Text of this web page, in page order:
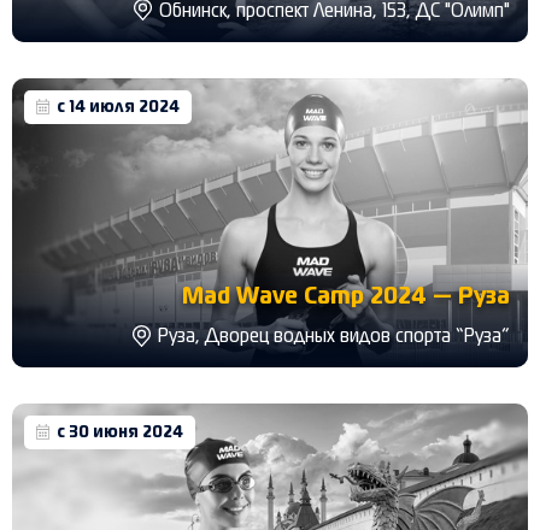
Обнинск, проспект Ленина, 153, ДС "Олимп"
с 14 июля 2024
Mad Wave Camp 2024 — Руза
Руза, Дворец водных видов спорта “Руза”
с 30 июня 2024